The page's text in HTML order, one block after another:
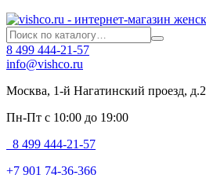
8 499 444-21-57
info@vishco.ru
Москва, 1-й Нагатинский проезд, д.2
Пн-Пт с 10:00 до 19:00
8 499 444-21-57
+7 901 74-36-366